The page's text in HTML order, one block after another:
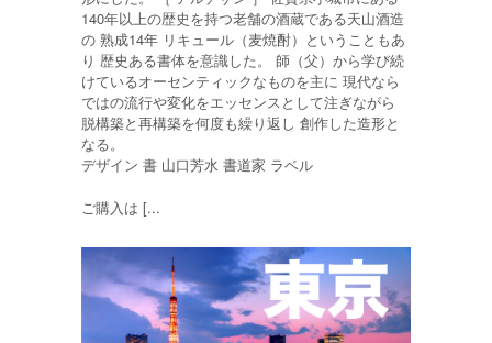
140年以上の歴史を持つ老舗の酒蔵である天山酒造
の 熟成14年 リキュール（麦焼酎）ということもあ
り 歴史ある書体を意識した。 師（父）から学び続
けているオーセンティックなものを主に 現代なら
ではの流行や変化をエッセンスとして注ぎながら
脱構築と再構築を何度も繰り返し 創作した造形と
なる。
デザイン 書 山口芳水 書道家 ラベル
ご購入は [...